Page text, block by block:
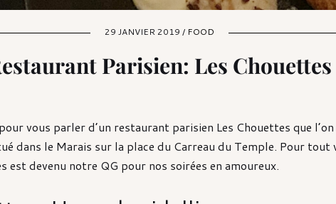
29 JANVIER 2019 / FOOD
Parisien: Les Chouettes
vous parler d’un restaurant parisien Les Chouettes que
dans le Marais sur la place du Carreau du Temple. Pour tout
est devenu notre QG pour nos soirées en amoureux.